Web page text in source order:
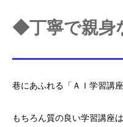
◆丁寧で親身
巷にあふれる「ＡＩ学習講
もちろん質の良い学習講座